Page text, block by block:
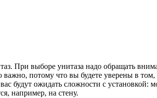
При выборе унитаза надо обращать
потому что вы будете уверены в
будут ожидать сложности с
например, на стену.